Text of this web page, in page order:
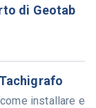
di Geotab
installare e